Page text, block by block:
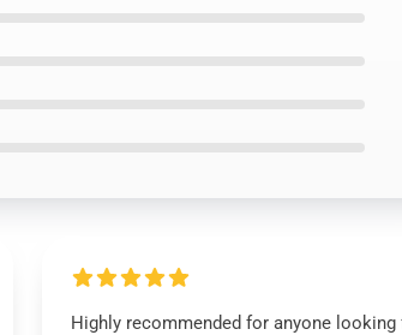
Highly recommended for anyone looking